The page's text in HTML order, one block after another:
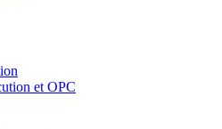
et OPC